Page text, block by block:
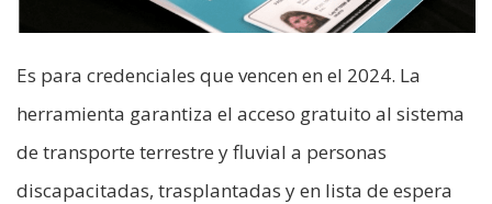
Es para credenciales que vencen en el 2024. La
herramienta garantiza el acceso gratuito al sistema
de transporte terrestre y fluvial a personas
discapacitadas, trasplantadas y en lista de espera